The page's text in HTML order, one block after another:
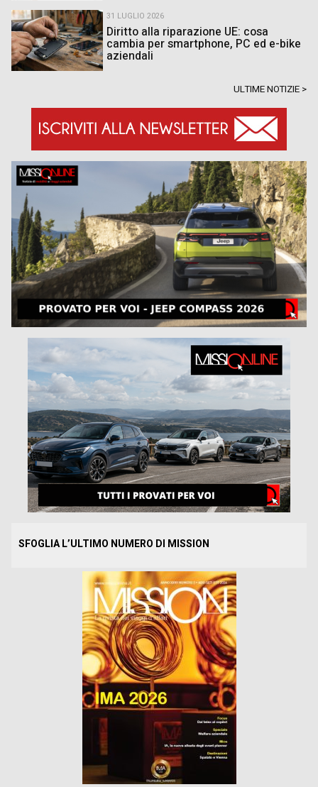
31 LUGLIO 2026
Diritto alla riparazione UE: cosa
cambia per smartphone, PC ed e-bike
aziendali
ULTIME NOTIZIE >
SFOGLIA L’ULTIMO NUMERO DI MISSION